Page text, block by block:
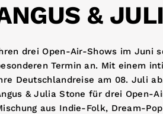
&
drei Open-Air-Shows im Juni
Termin an. Mit einem
Deutschlandreise am 08. Juli
& Julia Stone für drei Open-
aus Indie-Folk, Dream-